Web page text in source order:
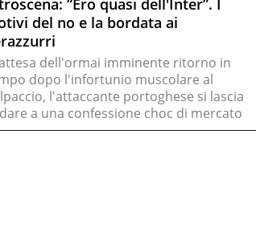
del no e la bordata ai
dell'ormai imminente ritorno in
dopo l'infortunio muscolare al
l'attaccante portoghese si lascia
a una confessione choc di mercato